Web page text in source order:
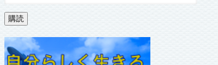
ル
ア
ド
レ
ス
購読